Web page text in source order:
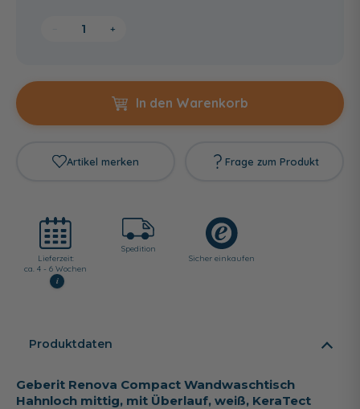
+
In den Warenkorb
Artikel merken Frage zum Produkt
Lieferzeit:
ca. 4 - 6 Wochen
i
Spedition
Sicher einkaufen
Produktdaten
Geberit Renova Compact Wandwaschtisch
Hahnloch mittig, mit Überlauf, weiß, KeraTect